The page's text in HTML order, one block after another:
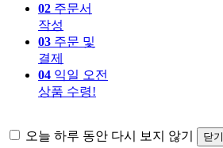
02 주문서
작성
03 주문 및
결제
04 익일 오전
상품 수령!
오늘 하루 동안 다시 보지 않기 닫기